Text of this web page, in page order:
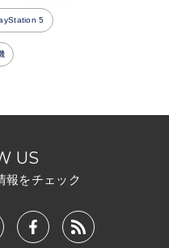
5
US
報をチェック